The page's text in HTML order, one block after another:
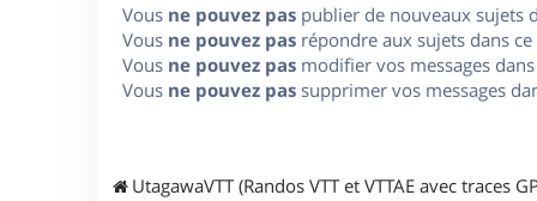
Vous ne pouvez pas publier de nouveaux sujets
Vous ne pouvez pas répondre aux sujets dans
Vous ne pouvez pas modifier vos messages
Vous ne pouvez pas supprimer vos messages
UtagawaVTT (Randos VTT et VTTAE avec traces